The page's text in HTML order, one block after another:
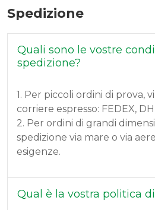
Spedizione
Quali sono le vostre
spedizione?
1. Per piccoli ordini di prova,
corriere espresso: FEDEX,
2. Per ordini di grandi
spedizione via mare o via
esigenze.
Qual è la vostra politica